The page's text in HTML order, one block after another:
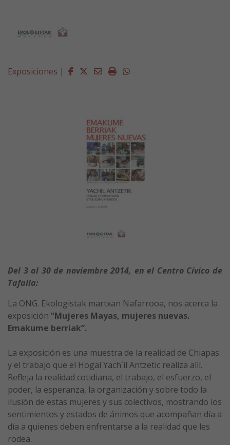
Exposiciones | Facebook
Twitter
EmailImprimirWhatsapp
Del 3 al 30 de noviembre 2014, en el Centro Cívico de
Tafalla:
La ONG. Ekologistak martxan Nafarrooa, nos acerca la
exposición “Mujeres Mayas, mujeres nuevas.
Emakume berriak”.
La exposición es una muestra de la realidad de Chiapas
y el trabajo que el Hogal Yach´il Antzetic realiza allí.
Refleja la realidad cotidiana, el trabajo, el esfuerzo, el
poder, la esperanza, la organización y sobre todo la
ilusión de estas mujeres y sus colectivos, mostrando los
sentimientos y estados de ánimos que acompañan día a
día a quienes deben enfrentarse a la realidad que les
rodea.